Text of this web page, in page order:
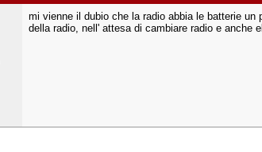
mi vienne il dubio che la radio abbia le batterie
della radio, nell' attesa di cambiare radio e anche